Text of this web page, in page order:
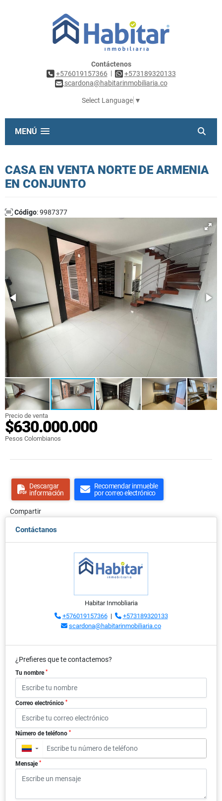
Contáctenos
+576019157366 |
+573189320133
scardona@habitarinmobiliaria.co
Select Language ▼
MENÚ
CASA EN VENTA NORTE DE ARMENIA
EN CONJUNTO
Código: 9987377
Precio de venta
$630.000.000
Pesos Colombianos
Descargar
información
Recomendar inmueble
por correo electrónico
Compartir
Contáctanos
Habitar Inmobliaria
+576019157366|
+573189320133
scardona@habitarinmobiliaria.co
¿Prefieres que te contactemos?
Tu nombre *
Correo electrónico *
Número de teléfono *
▼
Mensaje *